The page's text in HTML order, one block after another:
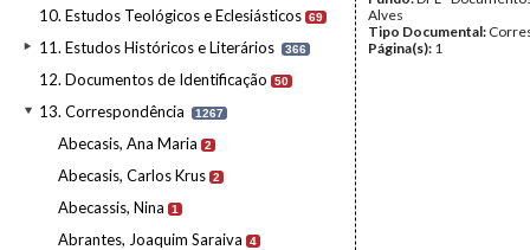
10. Estudos Teológicos e Eclesiásticos 69
11. Estudos Históricos e Literários 366
12. Documentos de Identificação 50
13. Correspondência 1267
Abecasis, Ana Maria 2
Abecasis, Carlos Krus 2
Abecassis, Nina 1
Abrantes, Joaquim Saraiva 4
Alves
Tipo Documental:
Página(s): 1